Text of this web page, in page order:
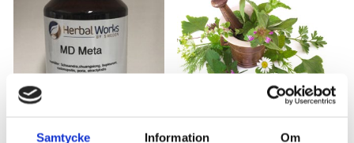
Samtycke Information Om